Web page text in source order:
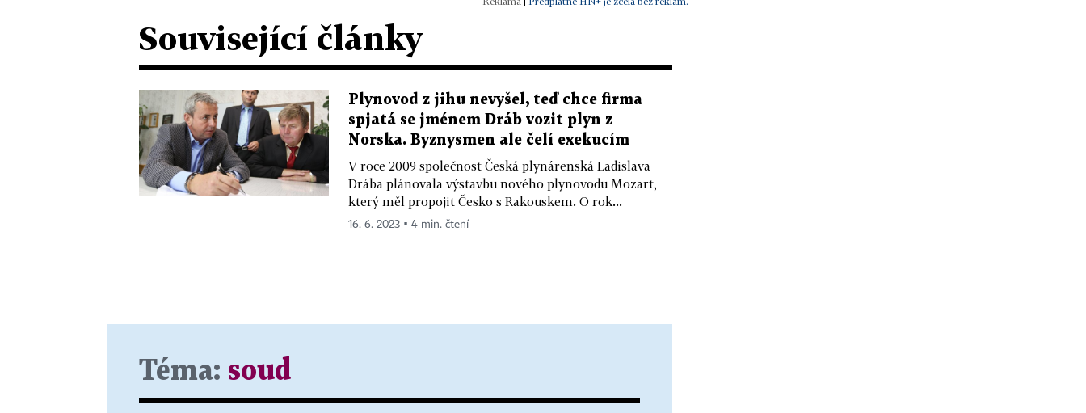
Související články
Plynovod z jihu nevyšel, teď chce firma
spjatá se jménem Dráb vozit plyn z
Norska. Byznysmen ale čelí exekucím
V roce 2009 společnost Česká plynárenská Ladislava
Drába plánovala výstavbu nového plynovodu Mozart,
který měl propojit Česko s Rakouskem. O rok...
16. 6. 2023 ▪ 4 min. čtení
Téma: soud